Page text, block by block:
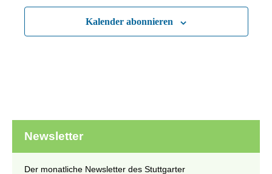
Kalender abonnieren
Newsletter
Der monatliche Newsletter des Stuttgarter